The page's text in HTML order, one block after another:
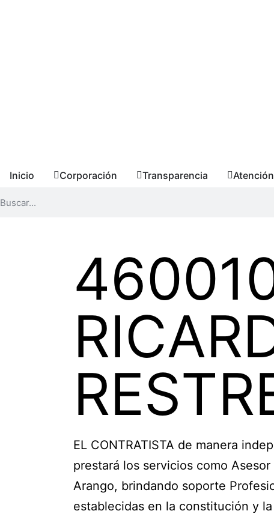
Inicio Corporación Transparencia
EL CONTRATISTA de manera
prestará los servicios como
Arango, brindando soporte
establecidas en la constitución y la